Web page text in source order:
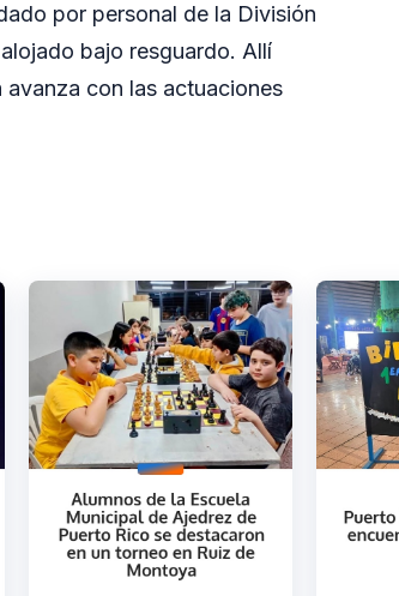
por personal de la División
bajo resguardo. Allí
avanza con las actuaciones